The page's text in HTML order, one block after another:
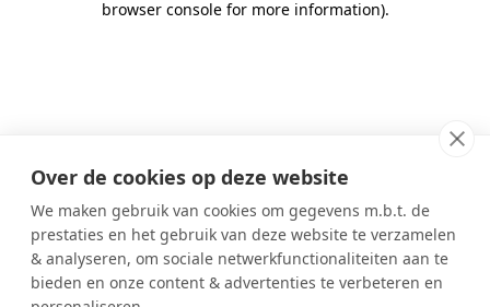
Over de cookies op deze website
We maken gebruik van cookies om gegevens m.b.t. de
prestaties en het gebruik van deze website te verzamelen
& analyseren, om sociale netwerkfunctionaliteiten aan te
bieden en onze content & advertenties te verbeteren en
browser console for more information).